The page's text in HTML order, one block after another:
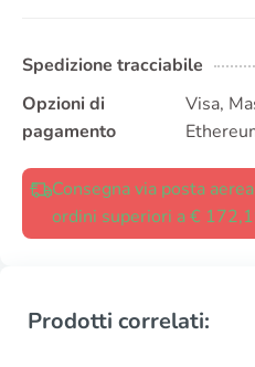
Spedizione tracciabile
Opzioni di
pagamento
Visa,
Consegna via posta
ordini superiori a €
Prodotti correlati: